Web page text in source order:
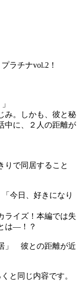
ラチナvol.2！
！」
み。しかも、彼と秘
中に、２人の距離が
りで同居すること
今日、好きになり
ライズ！本編では失
とは―！？
」 彼との距離が近
と同じ内容です。